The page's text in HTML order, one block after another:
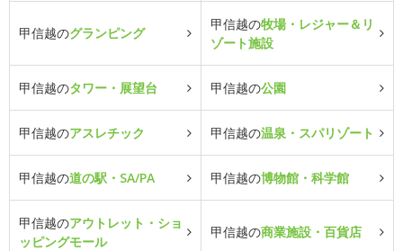
甲信越のグランピング
甲信越の牧場・レジャー＆リ
ゾート施設
甲信越のタワー・展望台 甲信越の公園
甲信越のアスレチック 甲信越の温泉・スパリゾート
甲信越の道の駅・SA/PA 甲信越の博物館・科学館
甲信越のアウトレット・ショ
ッピングモール
甲信越の商業施設・百貨店